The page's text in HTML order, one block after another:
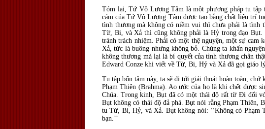
Tóm lại, Tứ Vô Lượng Tâm là một phương pháp tu
cảm của Tứ Vô Lượng Tâm được tạo bằng chất liệu trí
tình thương mà không có niềm vui thì chưa phải là tình
Từ, Bi, và Xả thì cũng không phải là Hỷ trong đạo
tránh trách nhiệm. Phải có một thệ nguyện, một sự
Xả, tức là buông nhưng không bỏ. Chúng ta khấn
không thương mà lại là bí quyết của tình thương chân
Edward Conze khi viết về Từ, Bi, Hỷ và Xả đã gọi giáo
Tu tập bốn tâm này, ta sẽ đi tới giải thoát hoàn toàn,
Phạm Thiên (Brahma). Ao ước của họ là khi chết được
Chúa. Trong kinh, Bụt đã có một thái độ rất từ Đi đối
Bụt không có thái độ đả phá. Bụt nói rằng Phạm
tu Từ, Bi, Hỷ, và Xả. Bụt không nói: ‘‘Không có Phạm
bạn.’’